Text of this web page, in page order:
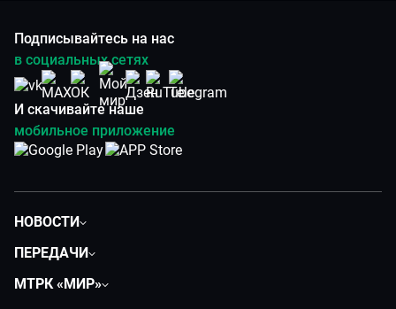
Подписывайтесь на нас
в социальных сетях
И скачивайте наше
мобильное приложение
НОВОСТИ
Экономика
ПЕРЕДАЧИ
МТРК «МИР»